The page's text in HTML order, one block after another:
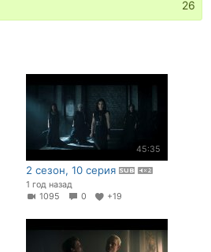
26
45:35
2 сезон, 10 серия
1 год назад
1095
0 +19